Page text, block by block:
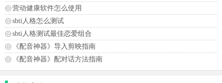
营动健康软件怎么使用
sbti人格怎么测试
sbti人格测试最佳恋爱组合
《配音神器》导入剪映指南
《配音神器》配对话方法指南